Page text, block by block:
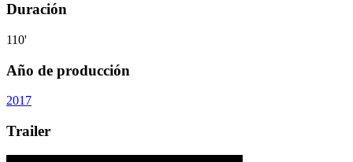
Duración
110'
Año de producción
2017
Trailer